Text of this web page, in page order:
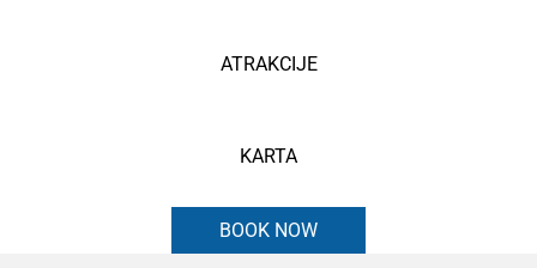
ATRAKCIJE
KARTA
BOOK NOW